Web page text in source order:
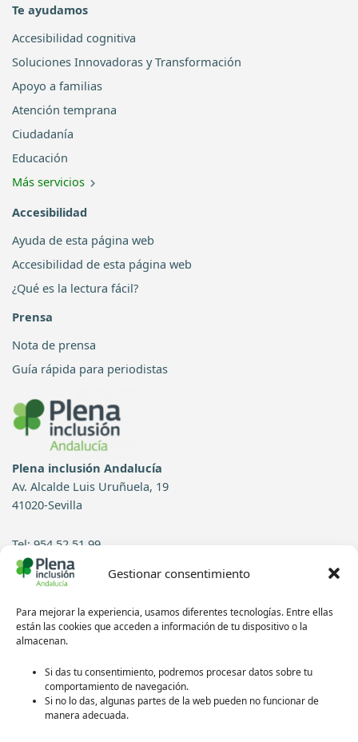
Gestionar consentimiento
Para mejorar la experiencia, usamos diferentes tecnologías. Entre ellas
están las cookies que acceden a información de tu dispositivo o la
almacenan.
Si das tu consentimiento, podremos procesar datos sobre tu
comportamiento de navegación.
Si no lo das, algunas partes de la web pueden no funcionar de
manera adecuada.
Te ayudamos
Accesibilidad cognitiva
Soluciones Innovadoras y Transformación
Apoyo a familias
Atención temprana
Ciudadanía
Educación
Más servicios
Accesibilidad
Ayuda de esta página web
Accesibilidad de esta página web
¿Qué es la lectura fácil?
Prensa
Nota de prensa
Guía rápida para periodistas
Plena inclusión Andalucía
Av. Alcalde Luis Uruñuela, 19
41020-Sevilla
Tel: 954 52 51 99
Contacto
Síguenos en redes sociales: